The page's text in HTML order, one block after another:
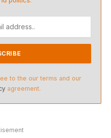
to the our terms and our
agreement.